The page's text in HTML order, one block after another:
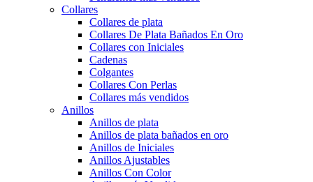
Collares
Collares de plata
Collares De Plata Bañados En Oro
Collares con Iniciales
Cadenas
Colgantes
Collares Con Perlas
Collares más vendidos
Anillos
Anillos de plata
Anillos de plata bañados en oro
Anillos de Iniciales
Anillos Ajustables
Anillos Con Color